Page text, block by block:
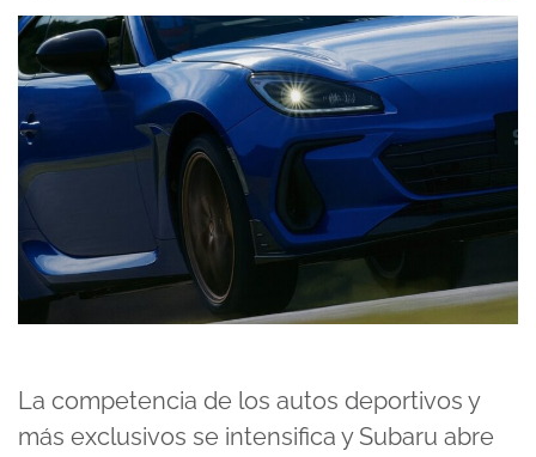
La competencia de los autos deportivos y
más exclusivos se intensifica y Subaru abre